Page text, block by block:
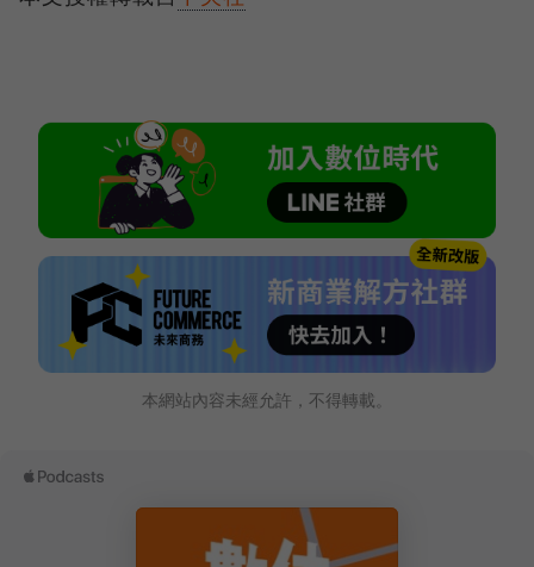
本網站內容未經允許，不得轉載。